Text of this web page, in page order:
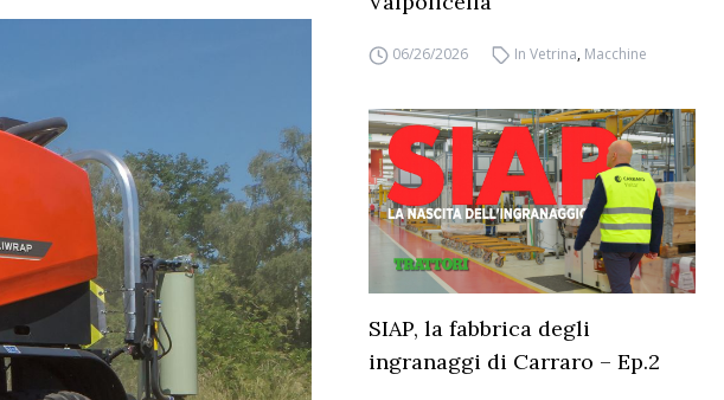
06/26/2026 In Vetrina, Macchine
SIAP, la fabbrica degli
ingranaggi di Carraro – Ep.2